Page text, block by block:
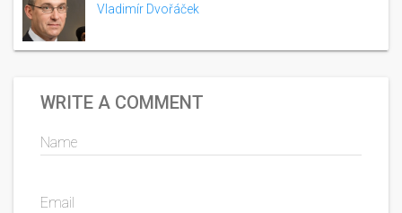
Vladimír Dvořáček
WRITE A COMMENT
Name
Email